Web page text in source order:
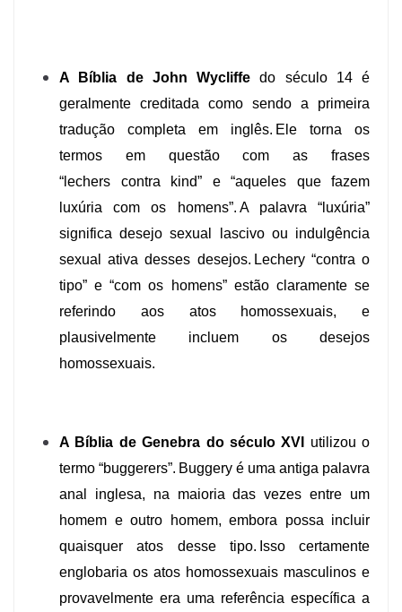
A Bíblia de John Wycliffe do século 14 é
geralmente creditada como sendo a primeira
tradução completa em inglês. Ele torna os
termos em questão com as frases
“lechers contra kind” e “aqueles que fazem
luxúria com os homens”. A palavra “luxúria”
significa desejo sexual lascivo ou indulgência
sexual ativa desses desejos. Lechery “contra o
tipo” e “com os homens” estão claramente se
referindo aos atos homossexuais, e
plausivelmente incluem os desejos
homossexuais.
A Bíblia de Genebra do século XVI
utilizou o
termo “buggerers”. Buggery é uma antiga palavra
anal inglesa, na maioria das vezes entre um
homem e outro homem, embora possa incluir
quaisquer atos desse tipo. Isso certamente
englobaria os atos homossexuais masculinos e
provavelmente era uma referência específica a